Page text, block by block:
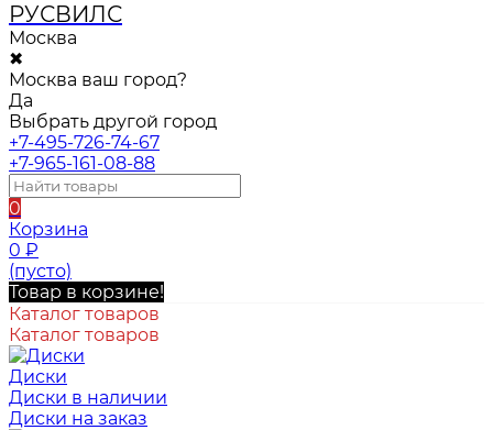
РУСВИЛС
Москва
✖
Москва ваш город?
Да
Выбрать другой город
+7-495-726-74-67
+7-965-161-08-88
0
Корзина
0 ₽
(пусто)
Товар в корзине!
Каталог товаров
Каталог товаров
Диски
Диски в наличии
Диски на заказ